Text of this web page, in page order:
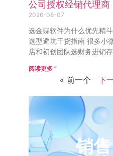
公司授权经销代理商
2026-08-07
选金蝶软件为什么优先精
选型避坑干货指南 很多小
店和初创团队选财务进销
阅读更多 ”
« 前一个 下
销售